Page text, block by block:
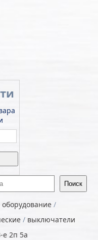
оборудование/
/ выключатели
е 2п 5а